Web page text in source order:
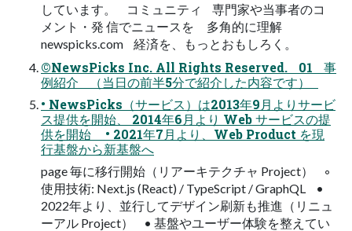
しています。 コミュニティ 専門家や当事者のコ
メント・発 信でニュースを 多角的に理解
newspicks.com 経済を、もっとおもしろく。
©NewsPicks Inc. All Rights Reserved. 01 事
例紹介 （当日の前半5分で紹介した内容です）
• NewsPicks（サービス）は2013年9月よりサービ
ス提供を開始、 2014年6月より Web サービスの提
供を開始 • 2021年7月より、Web Product を現
行基盤から新基盤へ
page 毎に移行開始（リアーキテクチャ Project） ◦
使用技術: Next.js (React) / TypeScript / GraphQL •
2022年より、並行してデザイン刷新も推進（リニュ
ーアル Project） • 基盤やユーザー体験を整えてい